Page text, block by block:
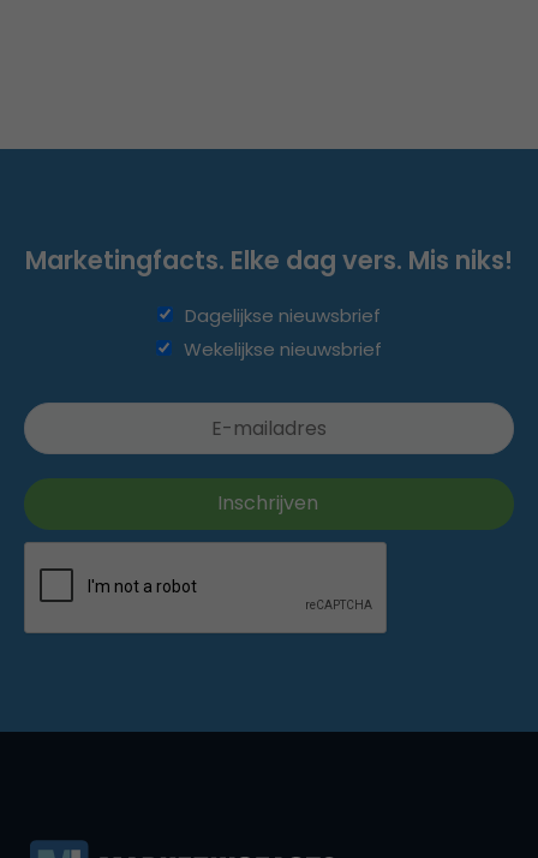
Marketingfacts. Elke dag vers. Mis niks!
Dagelijkse nieuwsbrief
Wekelijkse nieuwsbrief